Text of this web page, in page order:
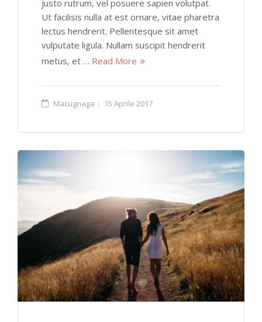
justo rutrum, vel posuere sapien volutpat.
Ut facilisis nulla at est ornare, vitae pharetra
lectus hendrerit. Pellentesque sit amet
vulputate ligula. Nullam suscipit hendrerit
metus, et … Read More
Macugnaga 15 Aprile 2017